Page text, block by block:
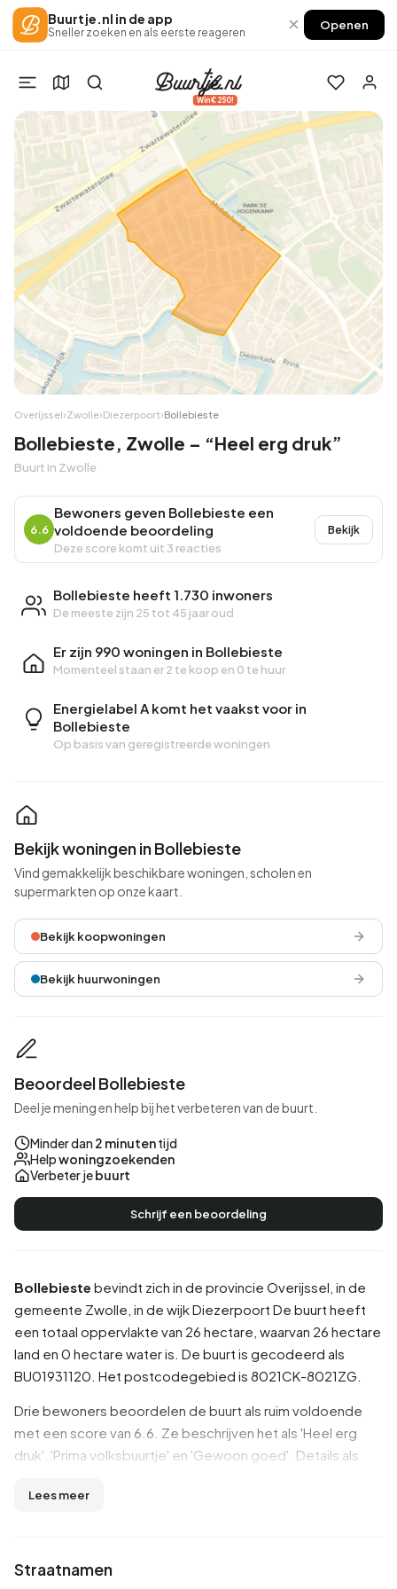
Buurtje.nl in de app
Sneller zoeken en als eerste reageren × Openen
Win €250!
Overijssel›Zwolle›Diezerpoort›Bollebieste
Bollebieste, Zwolle – “Heel erg druk”
Buurt in Zwolle
6.6
Bewoners geven Bollebieste een
voldoende beoordeling
Deze score komt uit 3 reacties
Bekijk
Bollebieste heeft 1.730 inwoners
De meeste zijn 25 tot 45 jaar oud
Er zijn 990 woningen in Bollebieste
Momenteel staan er2 te koop en 0 te huur
Energielabel A komt het vaakst voor in
Bollebieste
Op basis van geregistreerde woningen
Bollebieste bevindt zich in de provincie Overijssel , in de
gemeente Zwolle , in de wijkDiezerpoort De buurt heeft
een totaal oppervlakte van 26 hectare, waarvan 26 hectare
land en 0 hectare water is. De buurt is gecodeerd als
BU01931120. Het postcodegebied is 8021CK-8021ZG.
Drie bewoners beoordelen de buurt als ruim voldoende
met een score van 6.6. Ze beschrijven het als 'Heel erg
druk', 'Prima volksbuurtje' en 'Gewoon goed'. Details als
beoordeeld in deze buurt, terwijl huisvesting en hygiëne
Inwoners
Lees meer
Straatnamen
Bekijk woningen in Bollebieste
Vind gemakkelijk beschikbare woningen, scholen en
supermarkten op onze kaart.
Bekijk koopwoningen
Bekijk huurwoningen
Beoordeel Bollebieste
Deel je mening en help bij het verbeteren van de buurt.
Minder dan 2 minutentijd
Helpwoningzoekenden
Verbeter jebuurt
Schrijf een beoordeling